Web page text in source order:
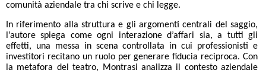
comunità aziendale tra chi scrive e chi legge.
In riferimento alla struttura e gli argomenti centrali del saggio,
l’autore spiega come ogni interazione d’affari sia, a tutti gli
effetti, una messa in scena controllata in cui professionisti e
investitori recitano un ruolo per generare fiducia reciproca. Con
la metafora del teatro, Montrasi analizza il contesto aziendale